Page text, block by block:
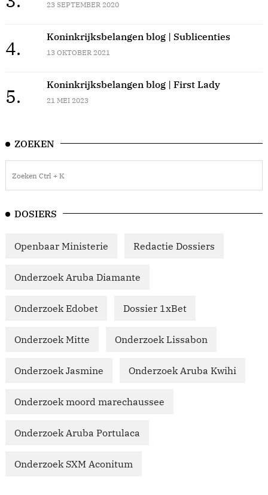
23 SEPTEMBER 2020
4.
Koninkrijksbelangen blog | Sublicenties
13 OKTOBER 2021
5.
Koninkrijksbelangen blog | First Lady
21 MEI 2023
ZOEKEN
DOSIERS
Openbaar Ministerie Redactie Dossiers
Onderzoek Aruba Diamante
Onderzoek Edobet Dossier 1xBet
Onderzoek Mitte Onderzoek Lissabon
Onderzoek Jasmine Onderzoek Aruba Kwihi
Onderzoek moord marechaussee
Onderzoek Aruba Portulaca
Onderzoek SXM Aconitum